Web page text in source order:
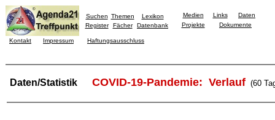
Suchen Themen
Lexikon
Register
Fächer Datenbank
Medien Links
Daten
Projekte
Dokumente
Kontakt Impressum Haftungsausschluss
Daten/Statistik COVID-19-Pandemie: Verlauf (60